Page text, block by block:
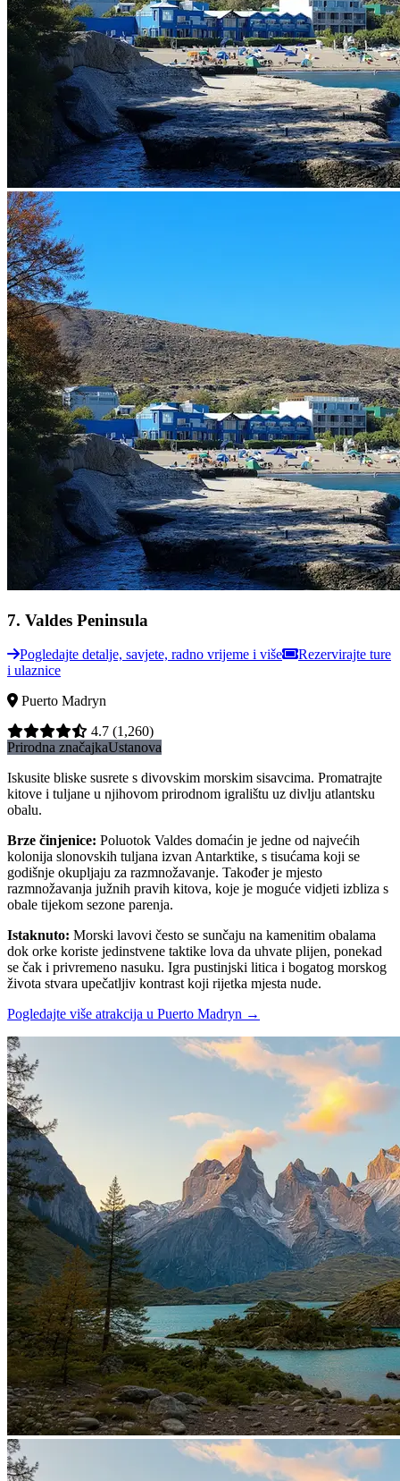
7. Valdes Peninsula
Pogledajte detalje, savjete, radno vrijeme i više
Rezervirajte ture
i ulaznice
Puerto Madryn
4.7 (1,260)
Prirodna značajkaUstanova
Iskusite bliske susrete s divovskim morskim sisavcima. Promatrajte
kitove i tuljane u njihovom prirodnom igralištu uz divlju atlantsku
obalu.
Brze činjenice: Poluotok Valdes domaćin je jedne od najvećih
kolonija slonovskih tuljana izvan Antarktike, s tisućama koji se
godišnje okupljaju za razmnožavanje. Također je mjesto
razmnožavanja južnih pravih kitova, koje je moguće vidjeti izbliza s
obale tijekom sezone parenja.
Istaknuto: Morski lavovi često se sunčaju na kamenitim obalama
dok orke koriste jedinstvene taktike lova da uhvate plijen, ponekad
se čak i privremeno nasuku. Igra pustinjski litica i bogatog morskog
života stvara upečatljiv kontrast koji rijetka mjesta nude.
Pogledajte više atrakcija u Puerto Madryn →